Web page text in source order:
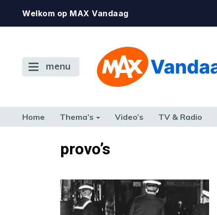
Welkom op MAX Vandaag
menu
Home Thema’s Video’s TV & Radio
TERUG NAAR TOENprovo’s